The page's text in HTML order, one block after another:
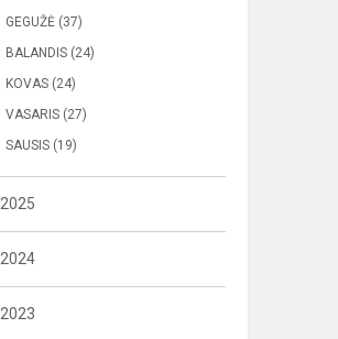
GEGUŽĖ (37)
BALANDIS (24)
KOVAS (24)
VASARIS (27)
SAUSIS (19)
2025
2024
2023